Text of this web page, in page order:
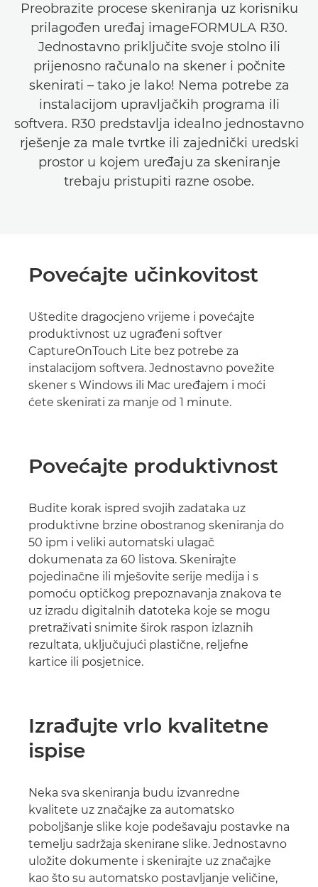
Preobrazite procese skeniranja uz korisniku
prilagođen uređaj imageFORMULA R30.
Jednostavno priključite svoje stolno ili
prijenosno računalo na skener i počnite
skenirati – tako je lako! Nema potrebe za
instalacijom upravljačkih programa ili
softvera. R30 predstavlja idealno jednostavno
rješenje za male tvrtke ili zajednički uredski
prostor u kojem uređaju za skeniranje
trebaju pristupiti razne osobe.
Povećajte učinkovitost
Uštedite dragocjeno vrijeme i povećajte
produktivnost uz ugrađeni softver
CaptureOnTouch Lite bez potrebe za
instalacijom softvera. Jednostavno povežite
skener s Windows ili Mac uređajem i moći
ćete skenirati za manje od 1 minute.
Povećajte produktivnost
Budite korak ispred svojih zadataka uz
produktivne brzine obostranog skeniranja do
50 ipm i veliki automatski ulagač
dokumenata za 60 listova. Skenirajte
pojedinačne ili mješovite serije medija i s
pomoću optičkog prepoznavanja znakova te
uz izradu digitalnih datoteka koje se mogu
pretraživati snimite širok raspon izlaznih
rezultata, uključujući plastične, reljefne
kartice ili posjetnice.
Izrađujte vrlo kvalitetne
ispise
Neka sva skeniranja budu izvanredne
kvalitete uz značajke za automatsko
poboljšanje slike koje podešavaju postavke na
temelju sadržaja skenirane slike. Jednostavno
uložite dokumente i skenirajte uz značajke
kao što su automatsko postavljanje veličine,